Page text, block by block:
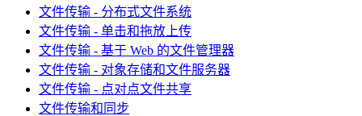
文件传输 - 分布式文件系统
文件传输 - 单击和拖放上传
文件传输 - 基于 Web 的文件管理器
文件传输 - 对象存储和文件服务器
文件传输 - 点对点文件共享
文件传输和同步